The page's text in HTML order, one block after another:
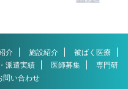
介 施設紹介
被ばく医療
派遣実績 医師募集
専門研
問い合わせ